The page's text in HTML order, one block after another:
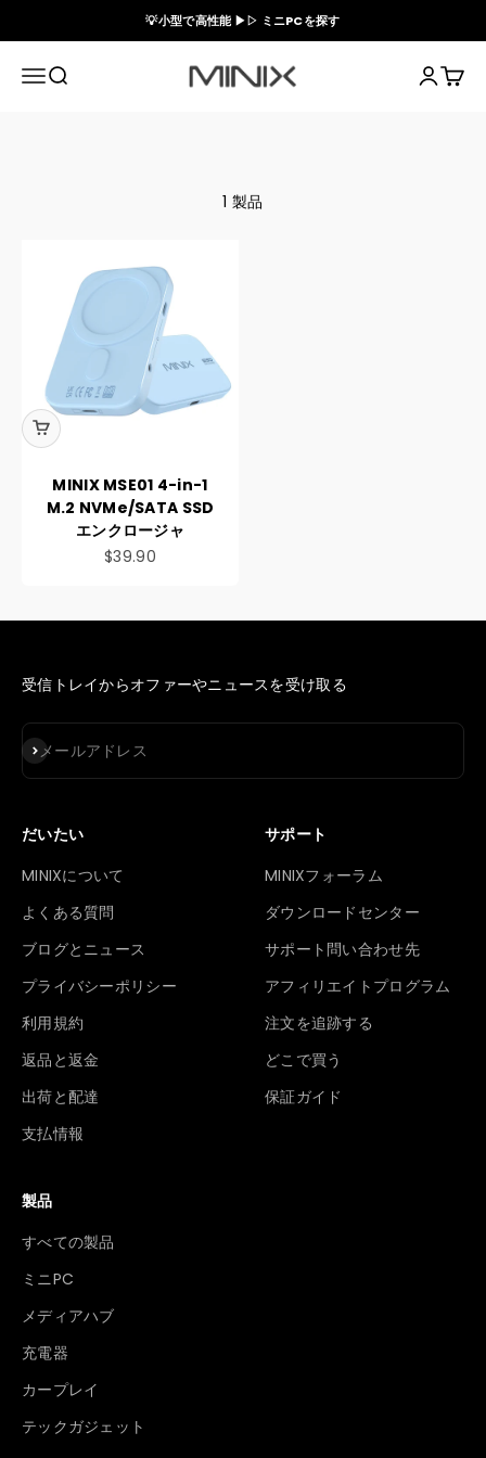
コンテンツへスキップ💡小型で高性能 ▶▷ ミニPCを探す
メニュー
検索 Minix Official Store ログイン
カート
1 製品
MINIX MSE01 4-in-1
M.2 NVMe/SATA SSD
エンクロージャ
セール価格
$39.90
受信トレイからオファーやニュースを受け取る
メールアドレス
登録
だいたい
MINIXについて
よくある質問
ブログとニュース
プライバシーポリシー
利用規約
返品と返金
出荷と配達
支払情報
サポート
MINIXフォーラム
ダウンロードセンター
サポート問い合わせ先
アフィリエイトプログラム
注文を追跡する
どこで買う
保証ガイド
製品
すべての製品
ミニPC
メディアハブ
充電器
カープレイ
テックガジェット